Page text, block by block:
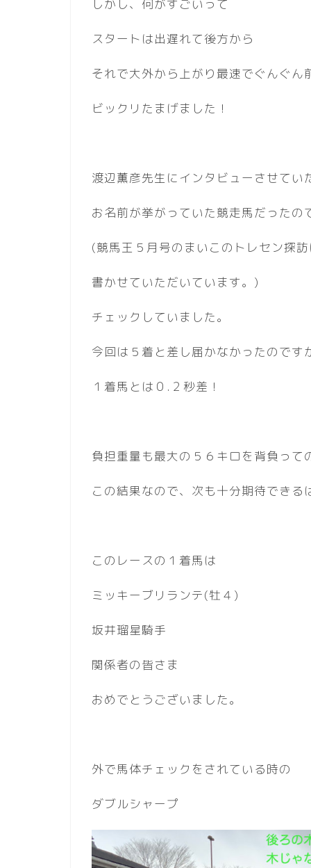
しかし、何がすごいって
スタートは出遅れて後方から
それで大外から上がり最速でぐんぐん
ビックリたまげました！
渡辺薫彦先生にインタビューさせてい
お名前が挙がっていた競走馬だったの
(競馬王５月号のまいこのトレセン探訪
書かせていただいています。)
チェックしていました。
今回は５着と差し届かなかったのです
１着馬とは０.２秒差！
負担重量も最大の５６キロを背負って
この結果なので、次も十分期待できる
このレースの１着馬は
ミッキーブリランテ(牡４)
坂井瑠星騎手
関係者の皆さま
おめでとうございました。
外で馬体チェックをされている時の
ダブルシャープ